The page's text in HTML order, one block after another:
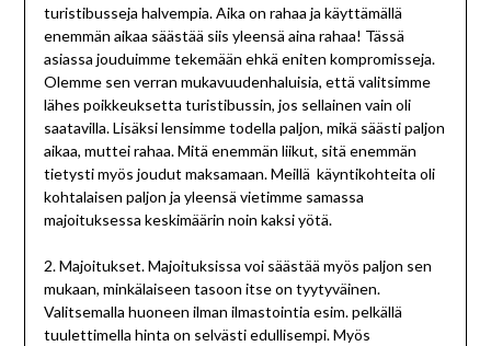
turistibusseja halvempia. Aika on rahaa ja käyttämällä
enemmän aikaa säästää siis yleensä aina rahaa! Tässä
asiassa jouduimme tekemään ehkä eniten kompromisseja.
Olemme sen verran mukavuudenhaluisia, että valitsimme
lähes poikkeuksetta turistibussin, jos sellainen vain oli
saatavilla. Lisäksi lensimme todella paljon, mikä säästi paljon
aikaa, muttei rahaa. Mitä enemmän liikut, sitä enemmän
tietysti myös joudut maksamaan. Meillä käyntikohteita oli
kohtalaisen paljon ja yleensä vietimme samassa
majoituksessa keskimäärin noin kaksi yötä.
2. Majoitukset. Majoituksissa voi säästää myös paljon sen
mukaan, minkälaiseen tasoon itse on tyytyväinen.
Valitsemalla huoneen ilman ilmastointia esim. pelkällä
tuulettimella hinta on selvästi edullisempi. Myös